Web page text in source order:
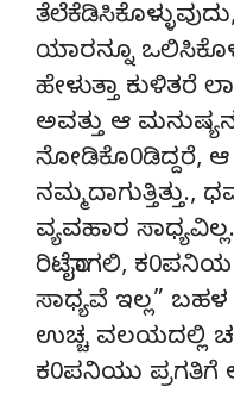
ಯಾರನ್ನೂ
ಹೇಳುತ್ತಾ ಕುಳಿತರೆ
ಅವತ್ತು ಆ
ನೋಡಿಕೊ0ಡಿದ್ದರೆ, ಆ
ನಮ್ಮದಾಗುತ್ತಿತ್ತು.,
ವ್ಯವಹಾರ
ರಿಟೈರಾಗಲಿ,
ಸಾಧ್ಯವೆ ಇಲ್ಲ”
ಉಚ್ಚ ವಲಯದಲ್ಲಿ
ಕ0ಪನಿಯು ಪ್ರಗತಿಗೆ